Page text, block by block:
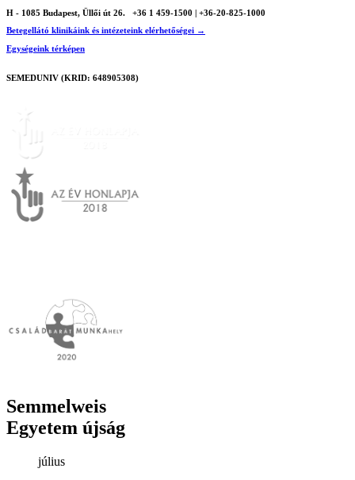
H - 1085 Budapest, Üllői út 26.
+36 1 459-1500 | +36-20-825-1000
Betegellátó klinikáink és intézeteink elérhetőségei →
Egységeink térképen
SEMEDUNIV (KRID: 648905308)
Semmelweis
Egyetem újság
július